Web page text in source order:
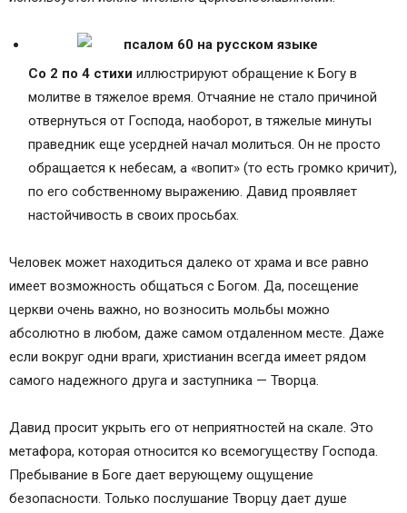
Со 2 по 4 стихи иллюстрируют обращение к Богу в
молитве в тяжелое время. Отчаяние не стало причиной
отвернуться от Господа, наоборот, в тяжелые минуты
праведник еще усердней начал молиться. Он не просто
обращается к небесам, а «вопит» (то есть громко кричит),
по его собственному выражению. Давид проявляет
настойчивость в своих просьбах.
Человек может находиться далеко от храма и все равно
имеет возможность общаться с Богом. Да, посещение
церкви очень важно, но возносить мольбы можно
абсолютно в любом, даже самом отдаленном месте. Даже
если вокруг одни враги, христианин всегда имеет рядом
самого надежного друга и заступника — Творца.
Давид просит укрыть его от неприятностей на скале. Это
метафора, которая относится ко всемогуществу Господа.
Пребывание в Боге дает верующему ощущение
безопасности. Только послушание Творцу дает душе